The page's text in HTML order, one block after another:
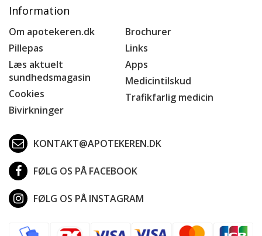
Information
Om apotekeren.dk
Pillepas
Læs aktuelt
sundhedsmagasin
Cookies
Bivirkninger
Brochurer
Links
Apps
Medicintilskud
Trafikfarlig medicin
KONTAKT@APOTEKEREN.DK
FØLG OS PÅ FACEBOOK
FØLG OS PÅ INSTAGRAM